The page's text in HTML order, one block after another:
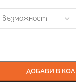
ДОБАВИ В